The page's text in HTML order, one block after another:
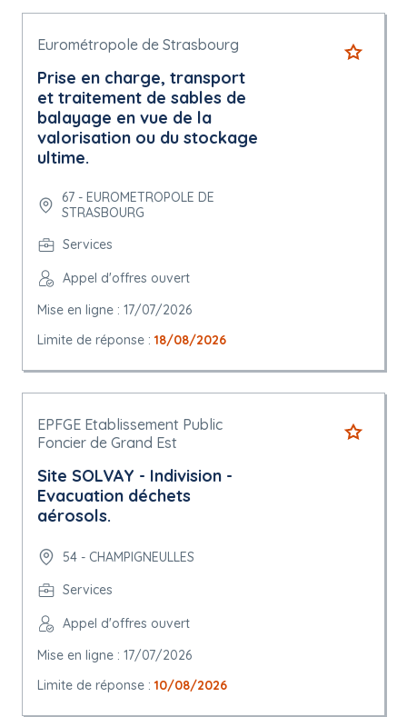
Eurométropole de Strasbourg
Prise en charge, transport
et traitement de sables de
balayage en vue de la
valorisation ou du stockage
ultime.
67 - EUROMETROPOLE DE
STRASBOURG
Services
Appel d'offres ouvert
Mise en ligne : 17/07/2026
Limite de réponse : 18/08/2026
EPFGE Etablissement Public
Foncier de Grand Est
Site SOLVAY - Indivision -
Evacuation déchets
aérosols.
54 - CHAMPIGNEULLES
Services
Appel d'offres ouvert
Mise en ligne : 17/07/2026
Limite de réponse : 10/08/2026